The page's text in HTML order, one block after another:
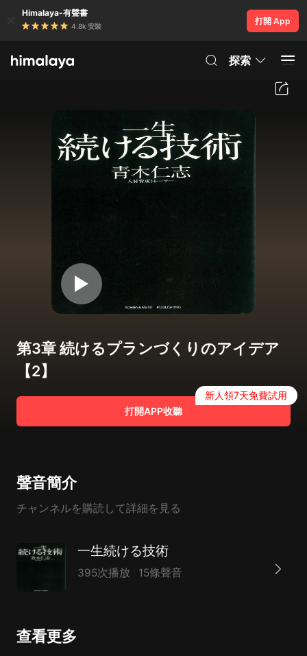
Himalaya-有聲書
4.8k 安裝
打開 App
探索
第3章 続けるプランづくりのアイデア
【2】
打開APP收聽
新人領7天免費試用
聲音簡介
チャンネルを購読して詳細を見る
一生続ける技術
395次播放 15條聲音
查看更多